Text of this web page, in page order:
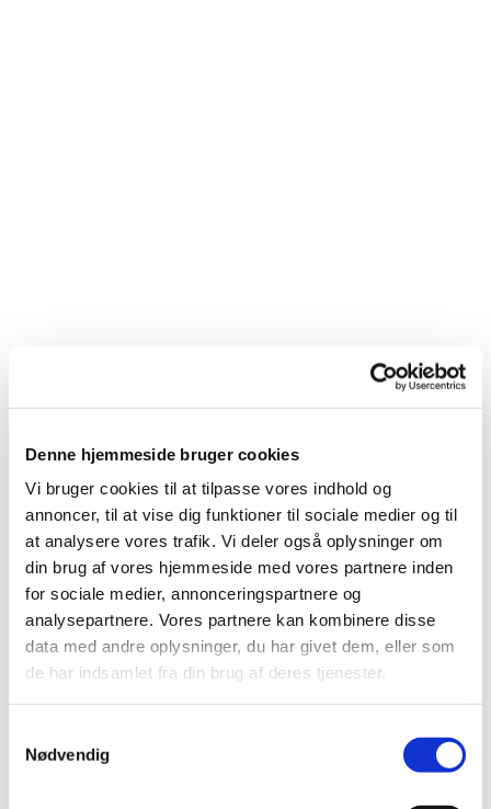
Denne hjemmeside bruger cookies
Vi bruger cookies til at tilpasse vores indhold og
annoncer, til at vise dig funktioner til sociale medier og til
at analysere vores trafik. Vi deler også oplysninger om
din brug af vores hjemmeside med vores partnere inden
for sociale medier, annonceringspartnere og
analysepartnere. Vores partnere kan kombinere disse
data med andre oplysninger, du har givet dem, eller som
de har indsamlet fra din brug af deres tjenester.
Nødvendig